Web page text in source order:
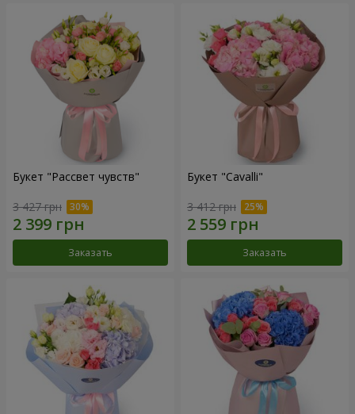
Букет "Рассвет чувств"
3 427 грн
Заказать
Букет "Cаvalli"
3 412 грн
Заказать